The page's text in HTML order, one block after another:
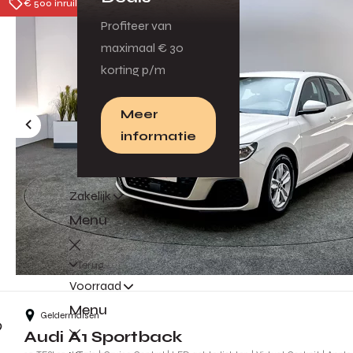
Profiteer van
maximaal € 30
korting p/m
Meer
informatie
Zakelijk
Menu
Terug
Voorraad
Menu
€ 500 inruilpremie
Geldermalsen
Audi A1 Sportback